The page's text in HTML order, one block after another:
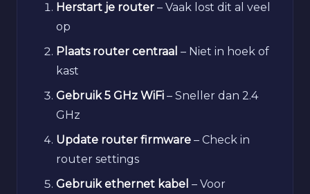
Herstart je router – Vaak lost dit al veel
op
Plaats router centraal – Niet in hoek of
kast
Gebruik 5 GHz WiFi – Sneller dan 2.4
GHz
Update router firmware – Check in
router settings
Gebruik ethernet kabel – Voor